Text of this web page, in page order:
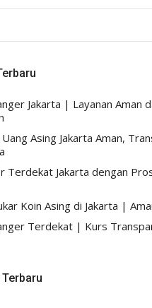
Jakarta | Layanan Aman
Asing Jakarta Aman,
Terdekat Jakarta dengan
Koin Asing di Jakarta |
Terdekat | Kurs